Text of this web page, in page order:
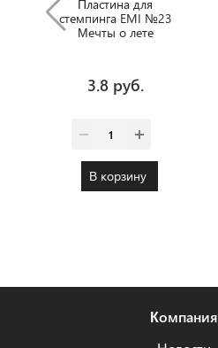
Пластина для
стемпинга EMI №23
Мечты о лете
3.8 руб.
В корзину
Компания